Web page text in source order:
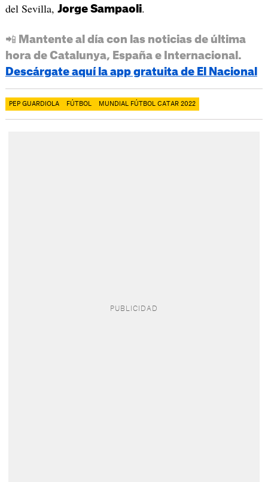
del Sevilla, Jorge Sampaoli.
📲 Mantente al día con las noticias de última
hora de Catalunya, España e Internacional.
Descárgate aquí la app gratuita de El Nacional
PEP GUARDIOLA FÚTBOL MUNDIAL FÚTBOL CATAR 2022